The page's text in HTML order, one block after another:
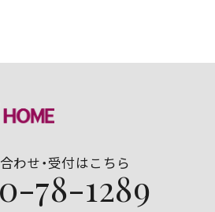
わせ・受付はこちら
78-1289